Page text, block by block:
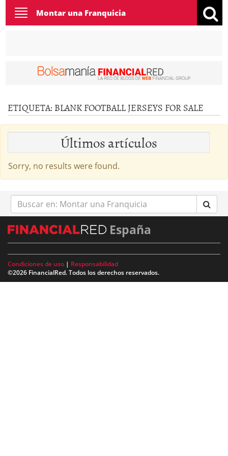
Toggle
navigation
Montar una Franquicia
ETIQUETA: BLANK FOOTBALL JERSEYS FOR SALE
Últimos artículos
Sorry, no results were found.
Buscar
en:
España
Condiciones de uso | Responsabilidad
©2026 FinancialRed. Todos los derechos reservados.